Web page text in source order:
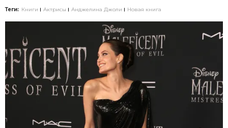
Теги: Книги Актрисы Анджелина Джоли Новая книга